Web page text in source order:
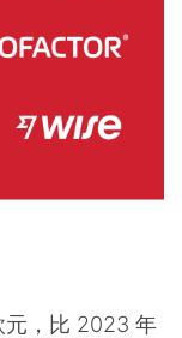
，比 2023 年